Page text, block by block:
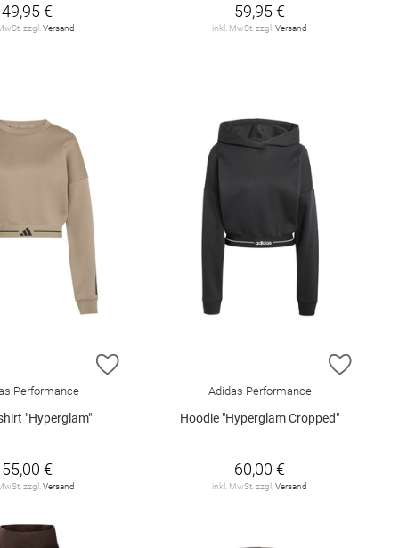
49,95 €
zzgl.Versand
59,95 €
inkl. MwSt. zzgl.Versand
HINZUFÜGEN
Performance
"Hyperglam"
55,00 €
zzgl.Versand
ZUR
Adidas Performance
Hoodie "Hyperglam Cropped"
60,00 €
inkl. MwSt. zzgl.Versand